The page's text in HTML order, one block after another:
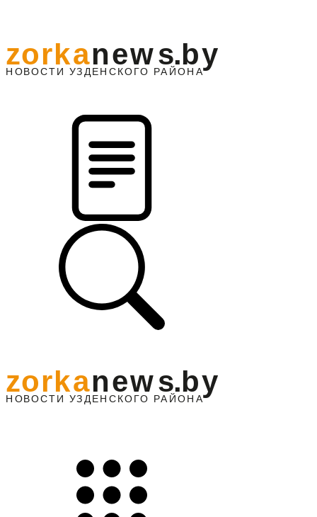
НО ВОСТИ УЗДЕНС КО ГО РАЙОНА
zorkanews.by